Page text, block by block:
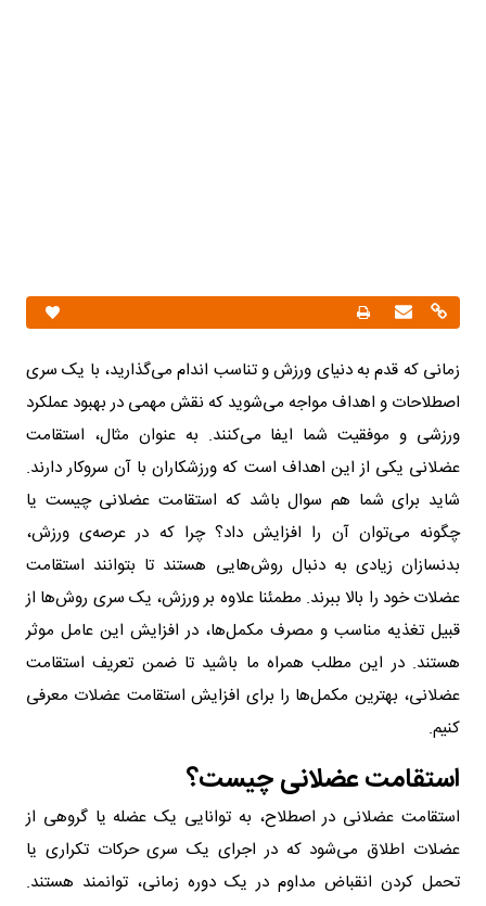
زمانی که قدم به دنیای ورزش و تناسب اندام می‌گذارید، با یک سری
اصطلاحات و اهداف مواجه می‌شوید که نقش مهمی در بهبود عملکرد
ورزشی و موفقیت شما ایفا می‌کنند. به عنوان مثال، استقامت
عضلانی یکی از این اهداف است که ورزشکاران با آن سروکار دارند.
شاید برای شما هم سوال باشد که استقامت عضلانی چیست یا
چگونه می‌توان آن را افزایش داد؟ چرا که در عرصه‌ی ورزش،
بدنسازان زیادی به دنبال روش‌هایی هستند تا بتوانند استقامت
عضلات خود را بالا ببرند. مطمئنا علاوه بر ورزش، یک سری روش‌ها از
قبیل تغذیه مناسب و مصرف مکمل‌ها، در افزایش این عامل موثر
هستند. در این مطلب همراه ما باشید تا ضمن تعریف استقامت
عضلانی، بهترین مکمل‌ها را برای افزایش استقامت عضلات معرفی
کنیم.
استقامت عضلانی چیست؟
استقامت عضلانی در اصطلاح، به توانایی یک عضله یا گروهی از
عضلات اطلاق می‌شود که در اجرای یک سری حرکات تکراری یا
تحمل کردن انقباض مداوم در یک دوره زمانی، توانمند هستند.